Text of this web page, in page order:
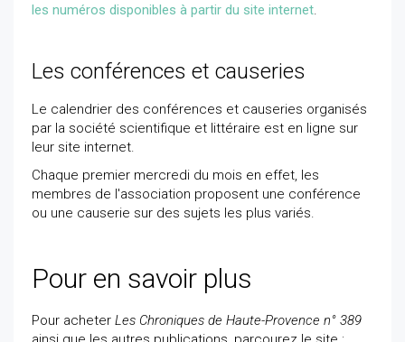
les numéros disponibles à partir du site internet.
Les conférences et causeries
Le calendrier des conférences et causeries organisés
par la société scientifique et littéraire est en ligne sur
leur site internet.
Chaque premier mercredi du mois en effet, les
membres de l'association proposent une conférence
ou une causerie sur des sujets les plus variés.
Pour en savoir plus
Pour acheter Les Chroniques de Haute-Provence n° 389